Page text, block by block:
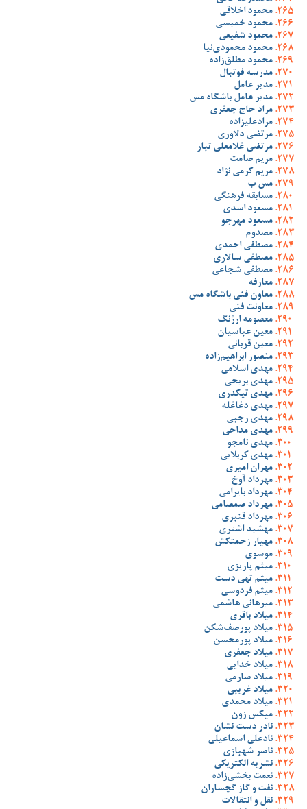
محمود اخلاقی
محمود خمیسی
محمود شفیعی
محمود محمودی‌نیا
محمود مطلق‌زاده
مدرسه فوتبال
مدیر عامل
مدیر عامل باشگاه مس
مراد حاج جعفری
مرادعلیزاده
مرتضی دلاوری
مرتضی غلامعلی تبار
مریم صامت
مریم کرمی نژاد
مس ب
مسابقه فرهنگی
مسعود اسدی
مسعود مهرجو
مصدوم
مصطفی احمدی
مصطفی سالاری
مصطفی شجاعی
معارفه
معاون فنی باشگاه مس
معاونت فنی
معصومه ارژنگ
معین عباسیان
معین قربانی
منصور ابراهیم‌زاده
مهدی اسلامی
مهدی بریحی
مهدی تیکدری
مهدی دغاغله
مهدی رجبی
مهدی مداحی
مهدی نامجو
مهدی کربلایی
مهران امیری
مهرداد آوخ
مهرداد بایرامی
مهرداد صمصامی
مهرداد قنبری
مهشید اشتری
مهیار زحمتکش
موسوی
میثم پاریزی
میثم تهی دست
میثم فردوسی
میرهانی هاشمی
میلاد باقری
میلاد پورصف‌شکن
میلاد پورمحسن
میلاد جعفری
میلاد خدایی
میلاد صارمی
میلاد غریبی
میلاد محمدی
میکس زون
نادر دست نشان
نادعلی اسماعیلی
ناصر شهبازی
نشریه الکتریکی
نعمت بخشی‌زاده
نفت و گاز گچساران
نقل و انتقالات